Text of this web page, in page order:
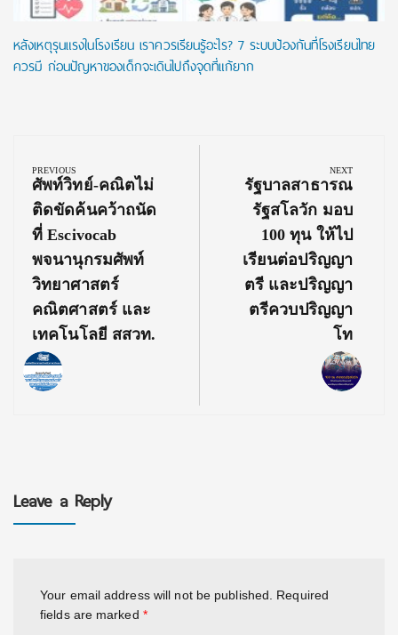
หลังเหตุรุนแรงในโรงเรียน เราควรเรียนรู้อะไร? 7 ระบบป้องกันที่โรงเรียนไทย
ควรมี ก่อนปัญหาของเด็กจะเดินไปถึงจุดที่แก้ยาก
navigation
PREVIOUS
Previous
Post:
ศัพท์วิทย์-คณิตไม่
ติดขัดค้นคว้าถนัด
ที่ Escivocab
พจนานุกรมศัพท์
วิทยาศาสตร์
คณิตศาสตร์ และ
เทคโนโลยี สสวท.
NEXT
Next
Post:
รัฐบาลสาธารณ
รัฐสโลวัก มอบ
100 ทุน ให้ไป
เรียนต่อปริญญา
ตรี และปริญญา
ตรีควบปริญญา
โท
Leave a Reply
Your email address will not be published.
Required
fields are marked *